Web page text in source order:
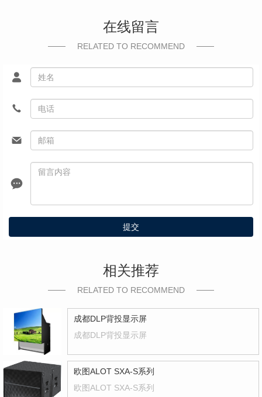
在线留言
RELATED TO RECOMMEND
提交
相关推荐
RELATED TO RECOMMEND
成都DLP背投显示屏
成都DLP背投显示屏
欧图ALOT SXA-S系列
欧图ALOT SXA-S系列